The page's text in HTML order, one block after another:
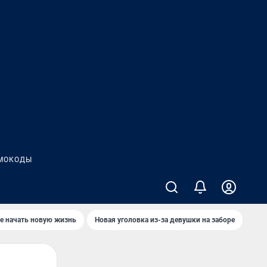
начать новую жизнь Новая уголовка из-за девушки на заборе